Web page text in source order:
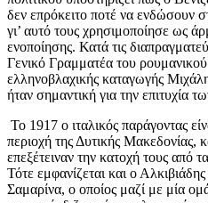
δεν επρόκειτο ποτέ να ενδώσουν
γι’ αυτό τους χρησιμοποίησε ως
ενοποίησης. Κατά τις
Γενικό Γραμματέα του
ελληνοβλαχικής καταγωγής
ήταν σημαντική για την επιτυχία
Το 1917 ο ιταλικός παράγοντας
περιοχή της Δυτικής Μακεδονίας,
επεξέτειναν την κατοχή τους από
Τότε εμφανίζεται και ο
Σαμαρίνα, ο οποίος μαζί με μία